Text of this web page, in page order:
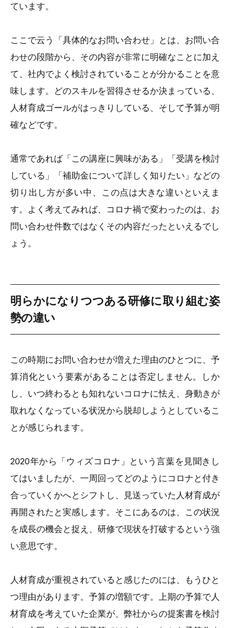
ています。
ここで云う「具体的なお問い合わせ」とは、お問い合
わせの段階から、その内容が非常に明確なことに加え
て、社内でよく検討されていることが分かることを意
味します。どのスキルを習得させるか決まっている、
人材育成ゴールがはっきりしている、そして予算が明
確などです。
通常であれば「この講座に興味がある」「受講を検討
している」「補助金について詳しく知りたい」などの
切り出し方が多い中、この点は大きな違いといえま
す。よく考えてみれば、コロナ禍で変わったのは、お
問い合わせ件数ではなくその内容だったといえるでし
ょう。
明らかになりつつある研修に取り組む姿
勢の違い
この時期にお問い合わせが増えた理由のひとつに、予
算消化という要素があることは否定しません。しか
し、いつ終わるとも知れないコロナに怯え、身動きが
取れなくなっている状況から脱却しようとしているこ
とが感じられます。
2020年から「ウィズコロナ」という言葉を見聞きし
てはいましたが、一周回ってどのようにコロナと付き
合っていくかへとシフトし、見送っていた人材育成が
再開されたと実感します。そこにあるのは、この状況
を成長の機会と捉え、研修で現状を打破するという強
い意思です。
人材育成が重視されていると感じたのには、もうひと
つ理由があります。予算の増額です。上期の予算で人
材育成を考えていた企業が、弊社からの提案書を検討